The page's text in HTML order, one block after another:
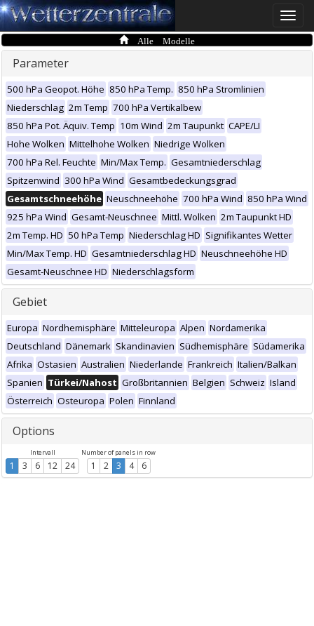
Toggle
Alle Modelle
Parameter
500 hPa Geopot. Höhe 850 hPa Temp. 850 hPa Stromlinien
Niederschlag 2m Temp 700 hPa Vertikalbew
850 hPa Pot. Äquiv. Temp 10m Wind 2m Taupunkt CAPE/LI
Hohe Wolken Mittelhohe Wolken Niedrige Wolken
700 hPa Rel. Feuchte Min/Max Temp. Gesamtniederschlag
Spitzenwind 300 hPa Wind Gesamtbedeckungsgrad
Gesamtschneehöhe Neuschneehöhe 700 hPa Wind 850 hPa Wind
925 hPa Wind Gesamt-Neuschnee Mittl. Wolken 2m Taupunkt HD
2m Temp. HD 50 hPa Temp Niederschlag HD Signifikantes Wetter
Min/Max Temp. HD Gesamtniederschlag HD Neuschneehöhe HD
Gesamt-Neuschnee HD Niederschlagsform
Gebiet
Europa Nordhemisphäre Mitteleuropa Alpen Nordamerika
Deutschland Dänemark Skandinavien Südhemisphäre Südamerika
Afrika Ostasien Australien Niederlande Frankreich Italien/Balkan
Spanien Türkei/Nahost Großbritannien Belgien Schweiz Island
Österreich Osteuropa Polen Finnland
Options
Intervall
1 3 6 12 24
Number of panels in row
1 2 3 4 6